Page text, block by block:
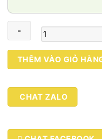
Thiên
đường
số
lượng
THÊM VÀO GIỎ
CHAT ZALO